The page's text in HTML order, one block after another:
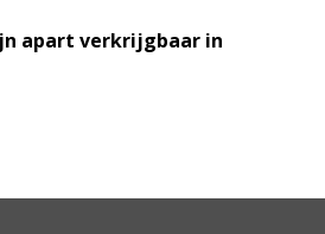
apart verkrijgbaar in